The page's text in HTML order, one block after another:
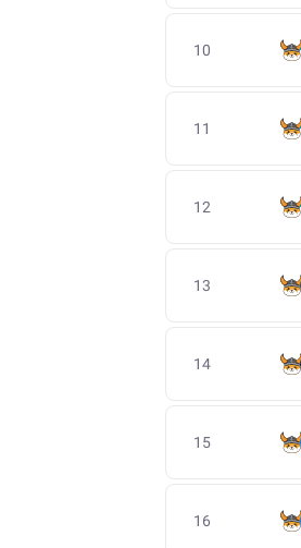
10
11
12
13
14
15
16